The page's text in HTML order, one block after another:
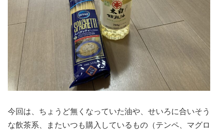
今回は、ちょうど無くなっていた油や、せいろに合いそう
な飲茶系、またいつも購入しているもの（テンペ、マグロ